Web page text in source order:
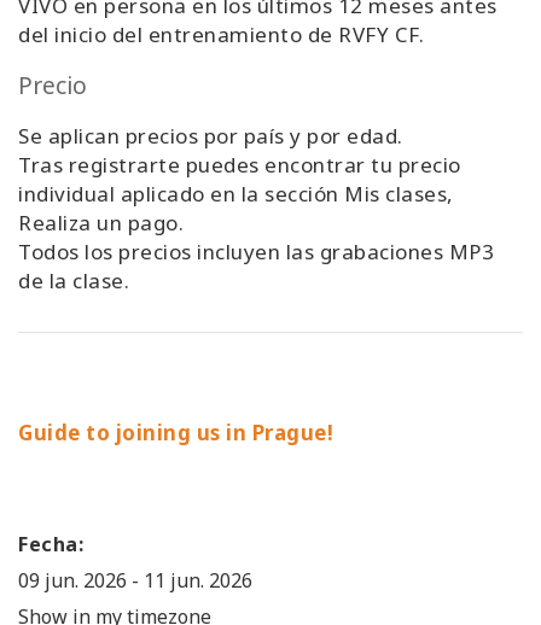
VIVO en persona en los últimos 12 meses antes
del inicio del entrenamiento de RVFY CF.
Precio
Se aplican precios por país y por edad.
Tras registrarte puedes encontrar tu precio
individual aplicado en la sección Mis clases,
Realiza un pago.
Todos los precios incluyen las grabaciones MP3
de la clase.
Guide to joining us in Prague!
Fecha:
09 jun. 2026 - 11 jun. 2026
Show in my timezone